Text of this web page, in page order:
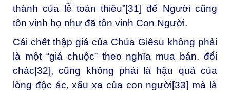
thành của lễ toàn thiêu”[31] để Người cũng
tôn vinh họ như đã tôn vinh Con Người.
Cái chết thập giá của Chúa Giêsu không phải
là một “giá chuộc” theo nghĩa mua bán, đổi
chác[32], cũng không phải là hậu quả của
lòng độc ác, xấu xa của con người[33] mà là